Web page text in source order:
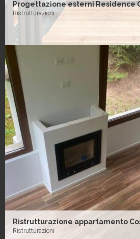
Progettazione esterni Residence
Ristrutturazioni
Ristrutturazione appartamento
Ristrutturazioni